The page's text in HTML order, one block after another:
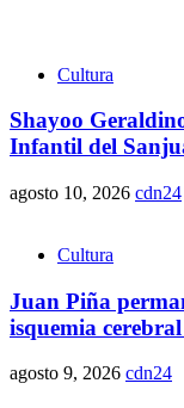
Cultura
Shayoo
Infantil del
agosto 10, 2026 cdn24
Cultura
Juan Piña
isquemia
agosto 9, 2026 cdn24